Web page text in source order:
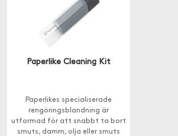
Paperlike Cleaning Kit
Paperlikes specialiserade
rengöringsblandning är
utformad för att snabbt ta bort
smuts, damm, olja eller smuts